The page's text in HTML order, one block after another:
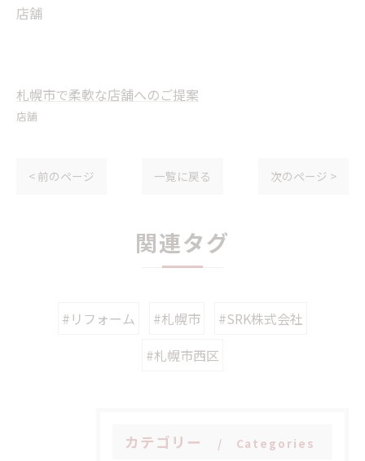
店舗
札幌市で柔軟な店舗へのご提案
店舗
< 前のページ 一覧に戻る 次のページ >
関連タグ
#リフォーム #札幌市
#SRK株式会社
#札幌市西区
カテゴリー Categories